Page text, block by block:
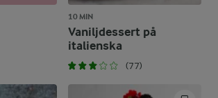
10 MIN
Vaniljdessert på
italienska
(77)